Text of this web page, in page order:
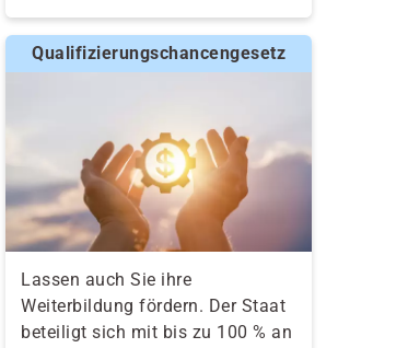
Qualifizierungschancengesetz
Lassen auch Sie ihre
Weiterbildung fördern. Der Staat
beteiligt sich mit bis zu 100 % an